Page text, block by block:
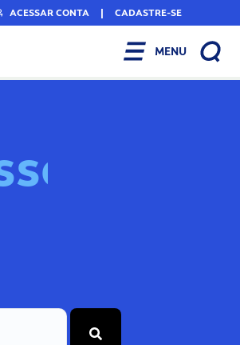
ACESSAR CONTA | CADASTRE-SE
MENU
so